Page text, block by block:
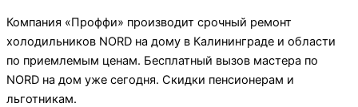
Компания «Проффи» производит срочный ремонт
холодильников NORD на дому в Калининграде и области
по приемлемым ценам. Бесплатный вызов мастера по
NORD на дом уже сегодня. Скидки пенсионерам и
льготникам.